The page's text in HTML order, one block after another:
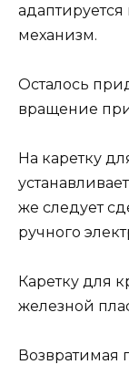
механизм.
Осталось
вращение
На каретку
же следует
ручного
Каретку для
железной
Возвратимая